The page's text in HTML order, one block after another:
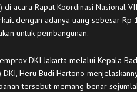
di acara Rapat Koordinasi Nasional
dengan adanya uang sebesar
untuk pembangunan.
DKI Jakarta melalui Kepala
DKI, Heru Budi Hartono
tersebut memang benar